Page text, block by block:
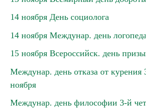
14 ноября День социолога
14 ноября Междунар. день
15 ноября Всероссийск. день
Междунар. день отказа от курения
ноября
Междунар. день философии 3-й